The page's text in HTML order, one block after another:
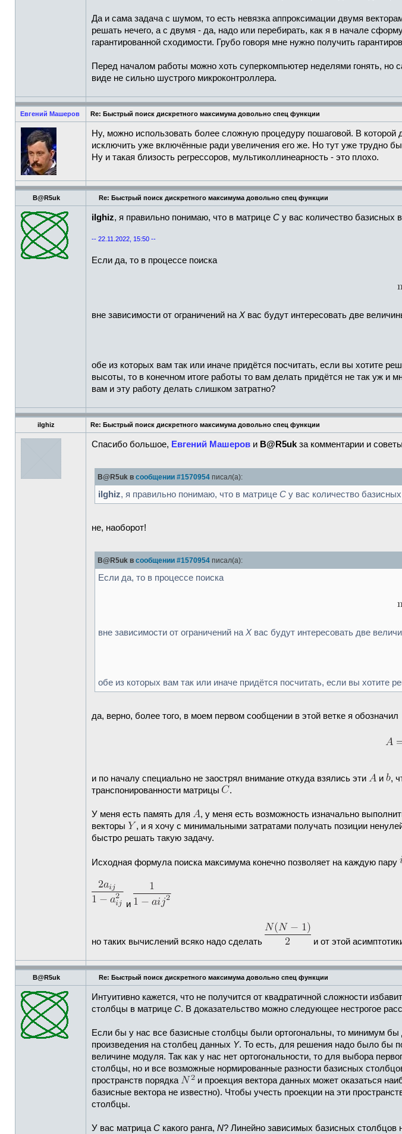
Да и сама задача с шумом, то есть невязка аппроксимации двумя
решать нечего, а с двумя - да, надо или перебирать, как я в начале
гарантированной сходимости. Грубо говоря мне нужно получить
Перед началом работы можно хоть суперкомпьютер неделями гонять, но
виде не сильно шустрого микроконтроллера.
Евгений Машеров Re: Быстрый поиск дискретного максимума довольно спец функции
Ну, можно использовать более сложную процедуру пошаговой. В
исключить уже включённые ради увеличения его же. Но тут уже трудно
Ну и такая близость регрессоров, мультиколлинеарность - это плохо.
B@R5uk Re: Быстрый поиск дискретного максимума довольно спец функции
ilghiz, я правильно понимаю, что в матрице C у вас количество базисных
-- 22.11.2022, 15:50 --
Если да, то в процессе поиска
вне зависимости от ограничений на Xвас будут интересовать две
обе из которых вам так или иначе придётся посчитать, если вы хотите
высоты, то в конечном итоге работы то вам делать придётся не так уж
вам и эту работу делать слишком затратно?
ilghiz Re: Быстрый поиск дискретного максимума довольно спец функции
Спасибо большое, Евгений Машеров и B@R5uk за комментарии и
B@R5uk в сообщении #1570954 писал(а):
ilghiz, я правильно понимаю, что в матрице C у вас количество
не, наоборот!
B@R5uk в сообщении #1570954 писал(а):
Если да, то в процессе поиска
вне зависимости от ограничений на Xвас будут интересовать две
обе из которых вам так или иначе придётся посчитать, если вы хотите
да, верно, более того, в моем первом сообщении в этой ветке я обозначил
и по началу специально не заострял внимание откуда взялись эти и
,
транспонированности матрицы
.
У меня есть память для
, у меня есть возможность изначально
векторы
, и я хочу с минимальными затратами получать позиции
быстро решать такую задачу.
Исходная формула поиска максимума конечно позволяет на каждую пару
и
но таких вычислений всяко надо сделать и от этой
B@R5uk Re: Быстрый поиск дискретного максимума довольно спец функции
Интуитивно кажется, что не получится от квадратичной сложности
столбцы в матрице C. В доказательство можно следующее нестрогое
Если бы у нас все базисные столбцы были ортогональны, то минимум
произведения на столбец данных Y. То есть, для решения надо было бы
величине модуля. Так как у нас нет ортогональности, то для выбора
столбцы, но и все возможные нормированные разности базисных
пространств порядка
и проекция вектора данных может оказаться
базисные вектора не известно). Чтобы учесть проекции на эти
столбцы.
У вас матрица C какого ранга, N? Линейно зависимых базисных столбцов